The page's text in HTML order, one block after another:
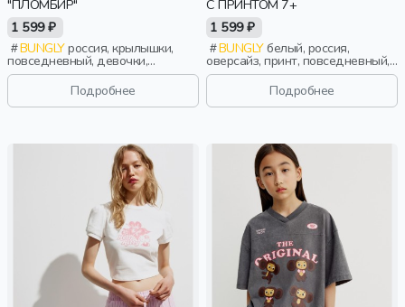
"ПЛОМБИР"
1 599 ₽
BUNGLYроссия, крылышки,
повседневный, девочки,
малыши, дошкольники, дети
Подробнее
С ПРИНТОМ 7+
1 599 ₽
BUNGLYбелый, россия,
оверсайз, принт, повседневный,
девочки, школьники, подростки,
Подробнее